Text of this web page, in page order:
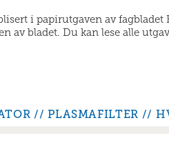
i papirutgaven av
av bladet. Du kan lese alle
PLASMAFILTER